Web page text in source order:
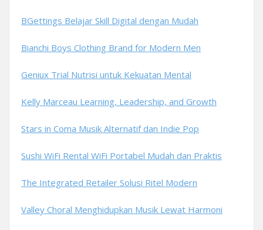
BGettings Belajar Skill Digital dengan Mudah
Bianchi Boys Clothing Brand for Modern Men
Geniux Trial Nutrisi untuk Kekuatan Mental
Kelly Marceau Learning, Leadership, and Growth
Stars in Coma Musik Alternatif dan Indie Pop
Sushi WiFi Rental WiFi Portabel Mudah dan Praktis
The Integrated Retailer Solusi Ritel Modern
Valley Choral Menghidupkan Musik Lewat Harmoni